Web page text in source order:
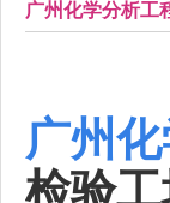
广州化学分析工
广州
检验工